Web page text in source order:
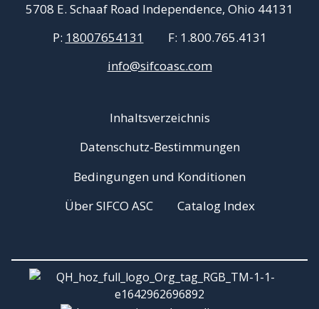
5708 E. Schaaf Road Independence, Ohio 44131
P: 18007654131 F: 1.800.765.4131
info@sifcoasc.com
Inhaltsverzeichnis
Datenschutz-Bestimmungen
Bedingungen und Konditionen
Über SIFCO ASC
Catalog Index